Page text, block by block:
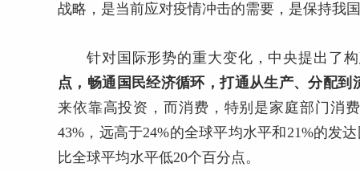
战略，是当前应对疫情冲击的需要，是保持我
针对国际形势的重大变化，中央提出了构
点，畅通国民经济循环，打通从生产、分配到
来依靠高投资，而消费，特别是家庭部门消
43%，远高于24%的全球平均水平和21%的发
比全球平均水平低20个百分点。